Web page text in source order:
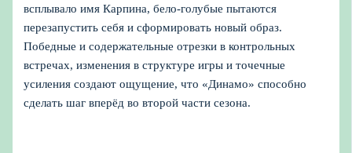
всплывало имя Карпина, бело-голубые пытаются
перезапустить себя и сформировать новый образ.
Победные и содержательные отрезки в контрольных
встречах, изменения в структуре игры и точечные
усиления создают ощущение, что «Динамо» способно
сделать шаг вперёд во второй части сезона.